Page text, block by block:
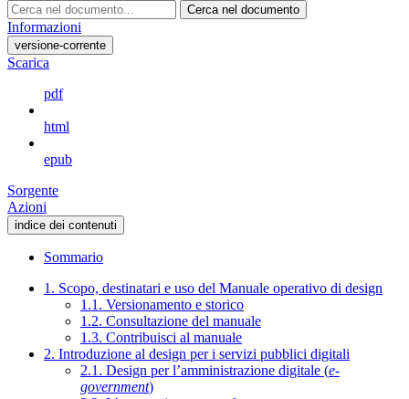
Cerca nel documento
Informazioni
versione-corrente
Scarica
pdf
html
epub
Sorgente
Azioni
indice dei contenuti
Sommario
1. Scopo, destinatari e uso del Manuale operativo di design
1.1. Versionamento e storico
1.2. Consultazione del manuale
1.3. Contribuisci al manuale
2. Introduzione al design per i servizi pubblici digitali
2.1. Design per l’amministrazione digitale (e-
government)